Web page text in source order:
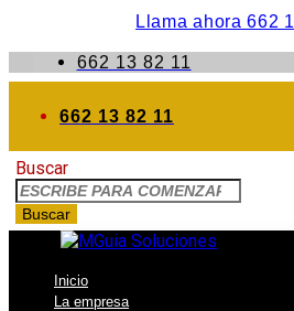
Llama ahora 662
662 13 82 11
662 13 82 11
Buscar
Buscar
Inicio
La empresa